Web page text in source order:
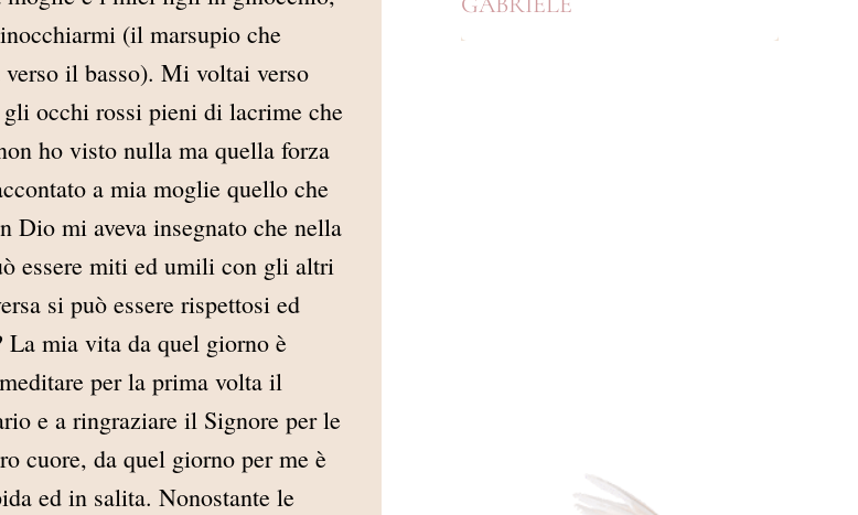
(il marsupio che
il basso). Mi voltai verso
occhi rossi pieni di lacrime che
ho visto nulla ma quella forza
a mia moglie quello che
Dio mi aveva insegnato che nella
essere miti ed umili con gli altri
si può essere rispettosi ed
mia vita da quel giorno è
per la prima volta il
e a ringraziare il Signore per le
cuore, da quel giorno per me è
ed in salita. Nonostante le